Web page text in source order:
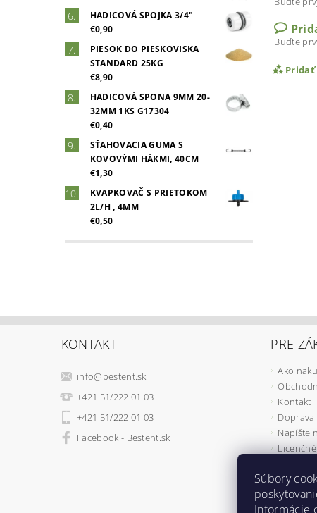
HADICOVÁ SPOJKA 3/4"
€0,90
PIESOK DO PIESKOVISKA
STANDARD 25KG
€8,90
HADICOVÁ SPONA 9MM 20-
32MM 1KS G17304
€0,40
SŤAHOVACIA GUMA S
KOVOVÝMI HÁKMI, 40CM
€1,30
KVAPKOVAČ S PRIETOKOM
2L/H , 4MM
€0,50
Buďte
KONTAKT
info@bestent.sk
+421 51/222 01 03
+421 51/222 01 03
Facebook - Bestent.sk
PRE
Ako
Kontakt
Doprava
Napíšte
Ako
Osobné
Súbory
Informácie